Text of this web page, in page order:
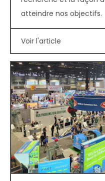
atteindre nos objectifs.
Voir l'article